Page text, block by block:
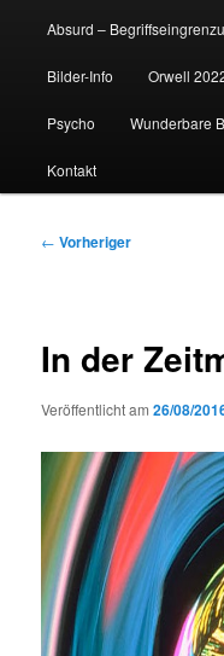
Absurd –
Bilder-Info Orwell
Psycho Wunderbare
Kontakt
Beitragsnavigation
← Vorheriger
In der
Veröffentlicht am26/08/